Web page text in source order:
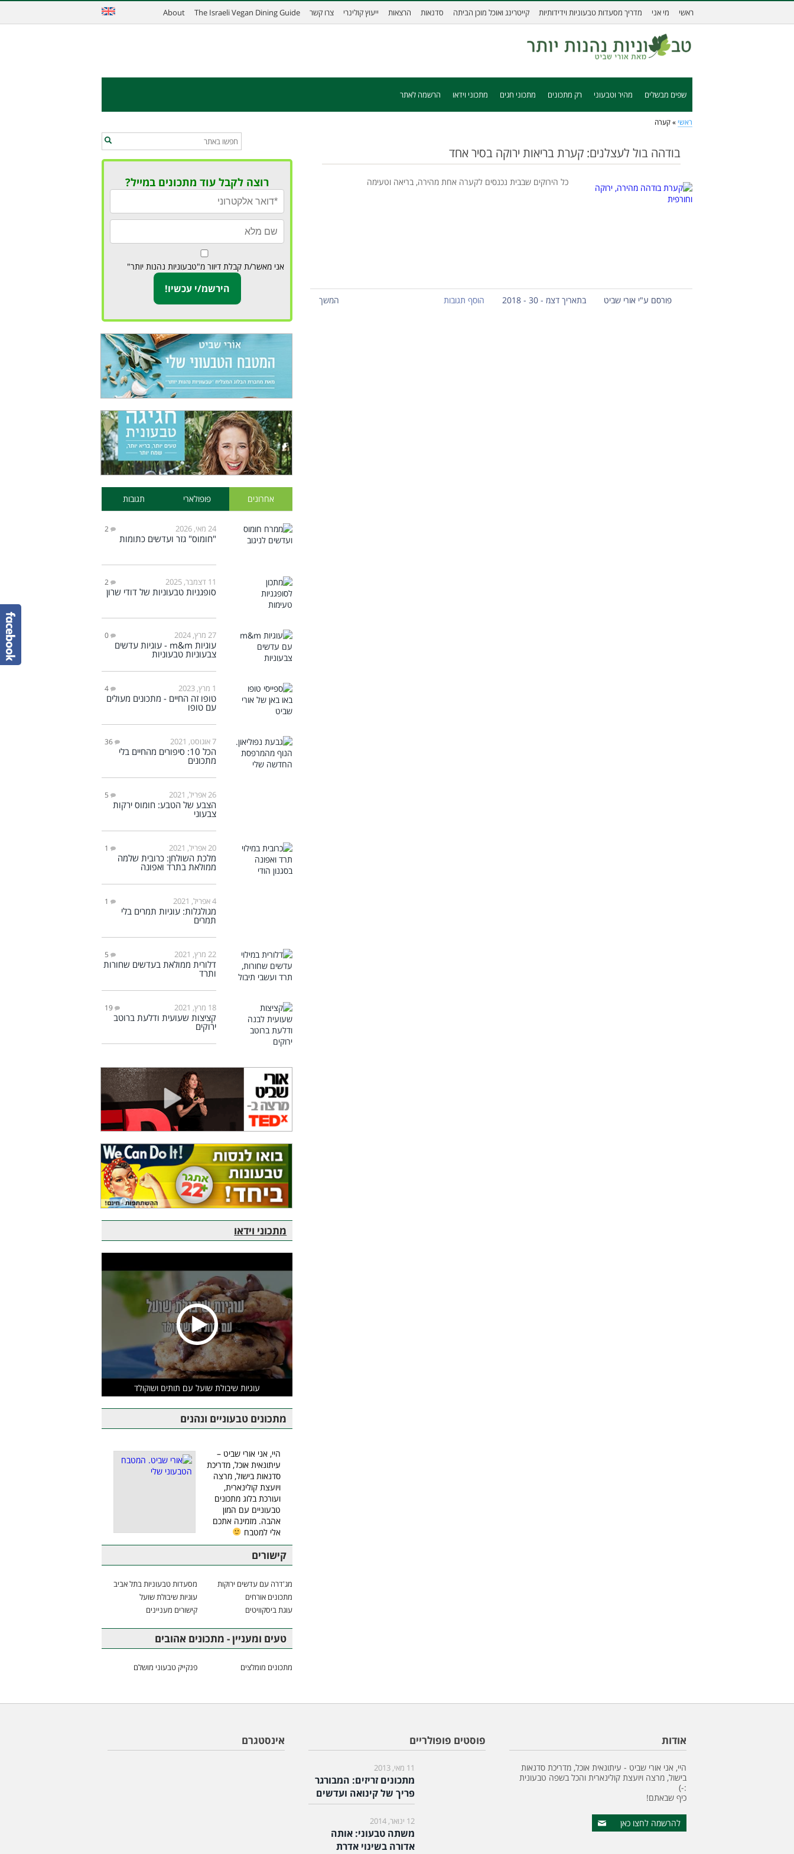
ראשי מי אני מדריך מסעדות טבעוניות וידידותיות קייטרינג ואוכל מוכן הביתה סדנאות הרצאות ייעוץ קולינרי צרו קשר The Israeli Vegan Dining Guide
About
שפים מבשלים מהיר וטבעוני רק מתכונים מתכוני חגים מתכוני וידאו הרשמה לאתר
ראשי » קערה
בודהה בול לעצלנים: קערת בריאות ירוקה בסיר אחד
כל הירוקים שבבית נכנסים לקערה אחת מהירה, בריאה וטעימה
פורסם ע"י אורי שביט בתאריך דצמ - 30 - 2018 הוסף תגובות המשך
רוצה לקבל עוד מתכונים במייל?
אני מאשר/ת קבלת דיוור מ"טבעוניות נהנות יותר"
אחרונים פופולארי תגובות
24 מאי, 2026 2
"חומוס" גזר ועדשים כתומות
11 דצמבר, 2025 2
סופגניות טבעוניות של דודי שרון
27 מרץ, 2024 0
עוגיות m&m - עוגיות עדשים
צבעוניות טבעוניות
1 מרץ, 2023 4
טופו זה החיים - מתכונים מעולים
עם טופו
7 אוגוסט, 2021 36
הכל 10: סיפורים מהחיים בלי
מתכונים
26 אפריל, 2021 5
הצבע של הטבע: חומוס ירקות
צבעוני
20 אפריל, 2021 1
מלכת השולחן: כרובית שלמה
ממולאת בתרד ואפונה
4 אפריל, 2021 1
מגולגלות: עוגיות תמרים בלי
תמרים
22 מרץ, 2021 5
דלורית ממולאת בעדשים שחורות
ותרד
18 מרץ, 2021 19
קציצות שעועית ודלעת ברוטב
ירוקים
מתכוני וידאו
עוגיות שיבולת שועל עם תותים ושוקולד
מתכונים טבעוניים ונהנים
היי, אני אורי שביט –
עיתונאית אוכל, מדריכת
סדנאות בישול, מרצה
ויועצת קולינארית,
ועורכת בלוג מתכונים
טבעוניים עם המון
אהבה. מזמינה אתכם
אלי למטבח
קישורים
מג'דרה עם עדשים ירוקות
מסעדות טבעוניות בתל אביב
מתכונים אורחים
עוגיות שיבולת שועל
עוגת ביסקוויטים
קישורים מעניינים
טעים ומעניין - מתכונים אהובים
מתכונים מומלצים פנקייק טבעוני מושלם
אודות
היי, אני אורי שביט - עיתונאית אוכל, מדריכת סדנאות
בישול, מרצה ויועצת קולינארית והכל בשפה טבעונית
:-)
כיף שבאתם!
להרשמה לחצו כאן
פוסטים פופולריים
11 מאי, 2013
מתכונים זריזים: המבורגר
פריך של קינואה ועדשים
12 ינואר, 2014
משתה טבעוני: אותה
אדורה בשינוי אדרת
אינסטגרם